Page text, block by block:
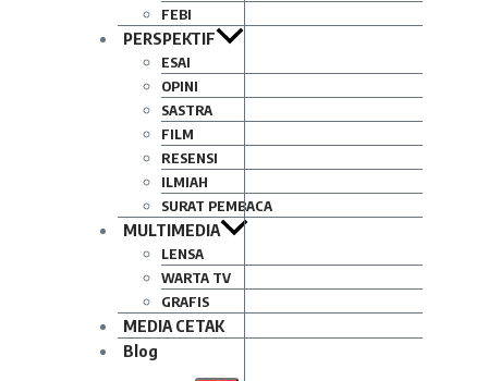
FEBI
PERSPEKTIF
ESAI
OPINI
SASTRA
FILM
RESENSI
ILMIAH
SURAT PEMBACA
MULTIMEDIA
LENSA
WARTA TV
GRAFIS
MEDIA CETAK
Blog